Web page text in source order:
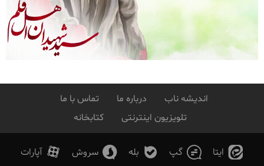
اندیشه ناب درباره ما
تماس با ما
تلویزیون اینترنتی
کتابخانه
ایتا گپ بله سروش آپارات